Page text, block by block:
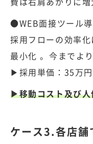
費は右肩あがりに増
●WEB面接ツール
採用フローの効率
最小化 。今までよ
▶採用単価：35万
▶移動コスト及び
ケース3.各店舗